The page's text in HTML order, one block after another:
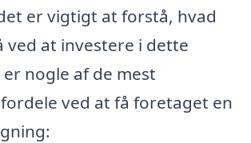
er vigtigt at forstå, hvad
ved at investere i dette
nogle af de mest
ved at få foretaget en